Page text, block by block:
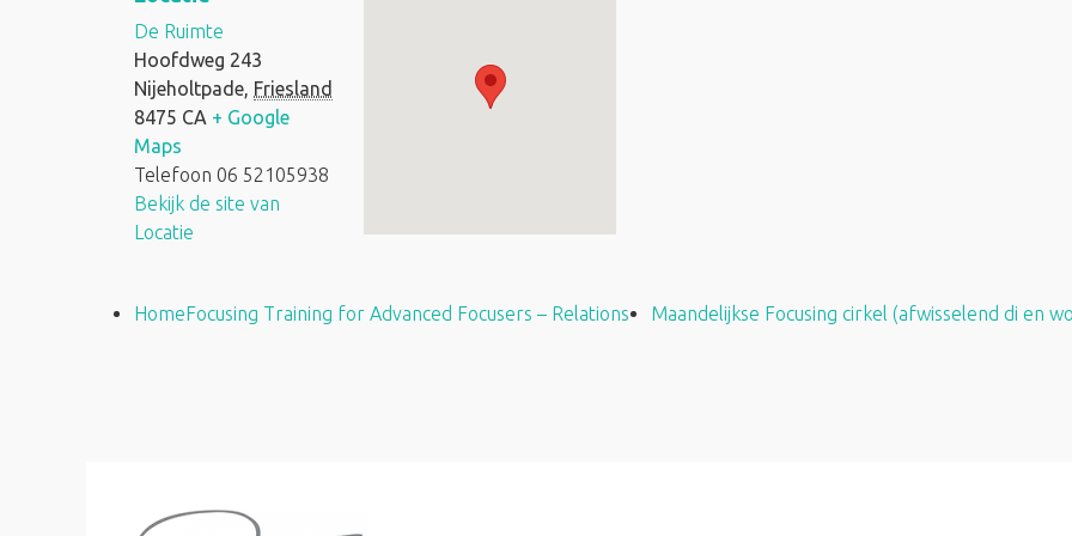
De Ruimte
Hoofdweg 243
Nijeholtpade, Friesland
8475 CA + Google
Maps
Telefoon 06 52105938
Bekijk de site van
Locatie
HomeFocusing Training for Advanced Focusers – Relations Maandelijkse Focusing cirkel (afwisselend di en